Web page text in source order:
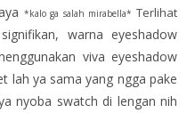
*kalo ga salah mirabella* Terlihat
warna eyeshadow
viva eyeshadow
lah ya sama yang ngga pake
nyoba swatch di lengan nih